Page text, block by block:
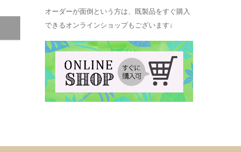
オーダーが面倒という方は、既製品をすぐ購入
できるオンラインショップもございます↓